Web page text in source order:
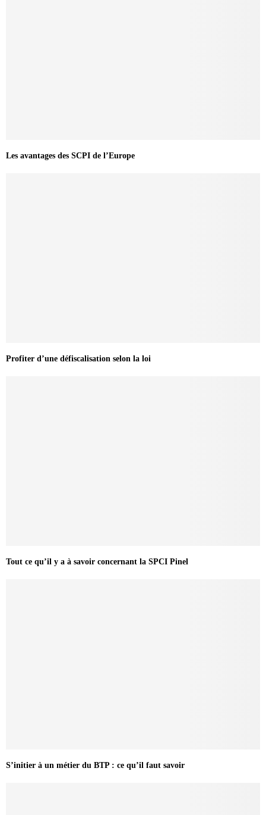
Les avantages des SCPI de l’Europe
Profiter d’une défiscalisation selon la loi
Tout ce qu’il y a à savoir concernant la SPCI Pinel
S’initier à un métier du BTP : ce qu’il faut savoir